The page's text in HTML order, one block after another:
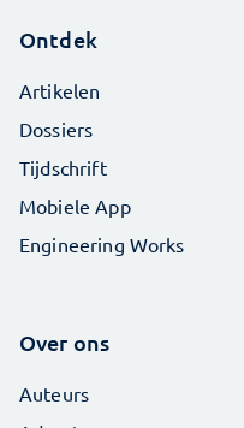
Ontdek
Artikelen
Dossiers
Tijdschrift
Mobiele App
Engineering Works
Over ons
Auteurs